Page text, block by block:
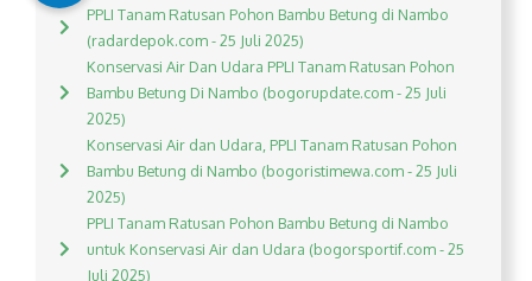
PPLI Tanam Ratusan Pohon Bambu Betung di Nambo
(radardepok.com - 25 Juli 2025)
Konservasi Air Dan Udara PPLI Tanam Ratusan Pohon
Bambu Betung Di Nambo (bogorupdate.com - 25 Juli
2025)
Konservasi Air dan Udara, PPLI Tanam Ratusan Pohon
Bambu Betung di Nambo (bogoristimewa.com - 25 Juli
2025)
PPLI Tanam Ratusan Pohon Bambu Betung di Nambo
untuk Konservasi Air dan Udara (bogorsportif.com - 25
Juli 2025)